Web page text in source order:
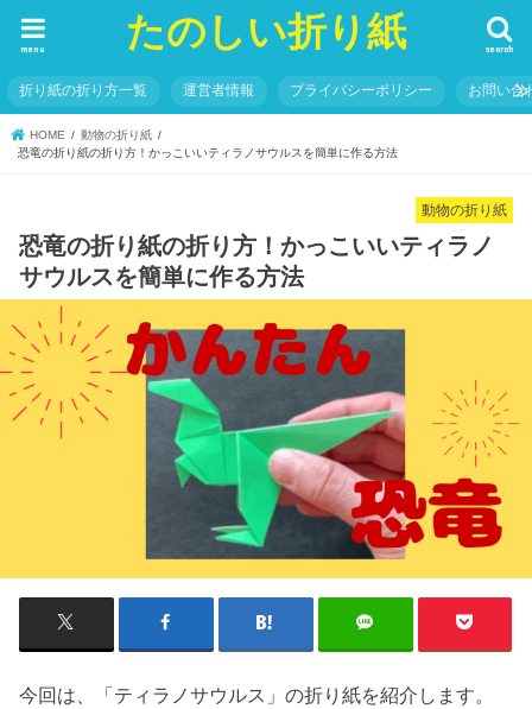
たのしい折り紙 search
menu
折り紙の折り方一覧 運営者情報 プライバシーポリシー お問い合
HOME
動物の折り紙
恐竜の折り紙の折り方！かっこいいティラノサウルスを簡単に作る方法
動物の折り紙
恐竜の折り紙の折り方！かっこいいティラノ
サウルスを簡単に作る方法
今回は、「ティラノサウルス」の折り紙を紹介します。